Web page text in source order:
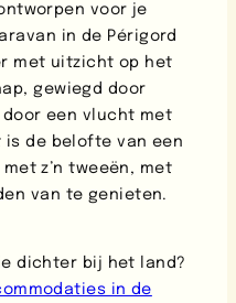
voor je
in de Périgord
met uitzicht op het
gewiegd door
een vlucht met
de belofte van een
z’n tweeën, met
van te genieten.
dichter bij het land?
in de